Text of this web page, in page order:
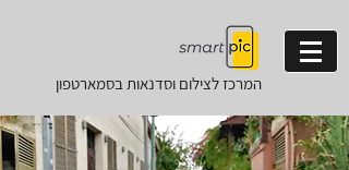
המרכז לצילום וסדנאותבסמארטפון